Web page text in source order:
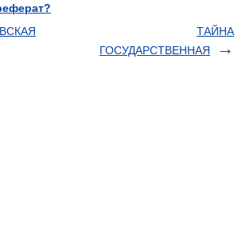
ТАЙНА
ГОСУДАРСТВЕННАЯ